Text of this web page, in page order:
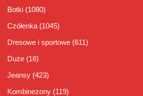
Botki (1080)
Czółenka (1045)
Dresowe i sportowe (611)
Duże (16)
Jeansy (423)
Kombinezony (119)